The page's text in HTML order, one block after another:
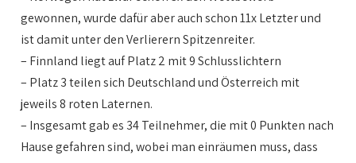
gewonnen, wurde dafür aber auch schon 11x Letzter und
ist damit unter den Verlierern Spitzenreiter.
– Finnland liegt auf Platz 2 mit 9 Schlusslichtern
– Platz 3 teilen sich Deutschland und Österreich mit
jeweils 8 roten Laternen.
– Insgesamt gab es 34 Teilnehmer, die mit 0 Punkten nach
Hause gefahren sind, wobei man einräumen muss, dass